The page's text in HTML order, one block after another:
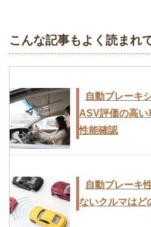
こんな記事もよく読まれ
自動ブレーキ
ASV評価の高い
性能確認
自動ブレーキ
ないクルマはど